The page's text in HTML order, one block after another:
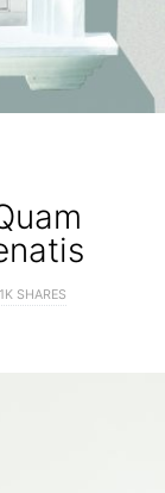
1K SHARES